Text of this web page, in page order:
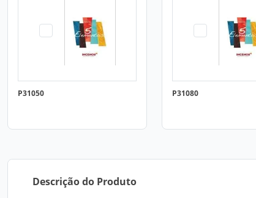
P31050 P31080
Descrição do Produto